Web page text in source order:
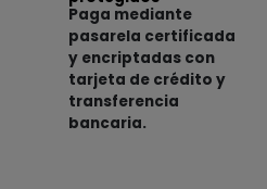
Paga mediante
pasarela certificada
y encriptadas con
tarjeta de crédito y
transferencia
bancaria.